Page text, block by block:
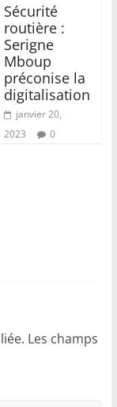
Sécurité
routière :
Serigne
Mboup
préconise la
digitalisation
janvier 20,
2023
0
Les champs